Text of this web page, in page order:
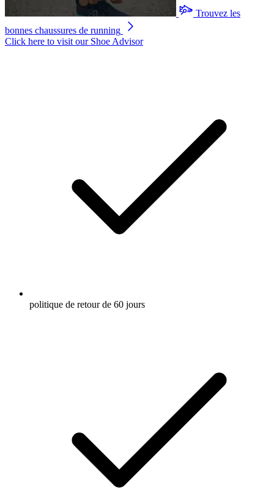
Trouvez les
bonnes chaussures de running
Click here to visit our Shoe Advisor
politique de retour de 60 jours